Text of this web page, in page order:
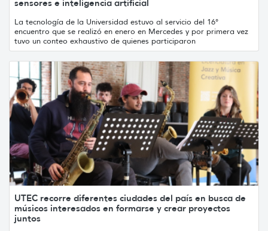
sensores e inteligencia artificial
La tecnología de la Universidad estuvo al servicio del 16°
encuentro que se realizó en enero en Mercedes y por primera vez
tuvo un conteo exhaustivo de quienes participaron
UTEC recorre diferentes ciudades del país en busca de
músicos interesados en formarse y crear proyectos
juntos